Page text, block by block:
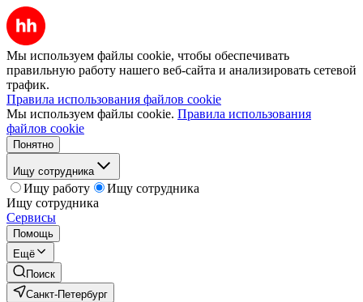
Мы используем файлы cookie, чтобы обеспечивать
правильную работу нашего веб-сайта и анализировать сетевой
трафик.
Правила использования файлов cookie
Мы используем файлы cookie. Правила использования
файлов cookie
Понятно
Ищу сотрудника
Ищу работу
Ищу сотрудника
Ищу сотрудника
Сервисы
Помощь
Ещё
Поиск
Санкт-Петербург